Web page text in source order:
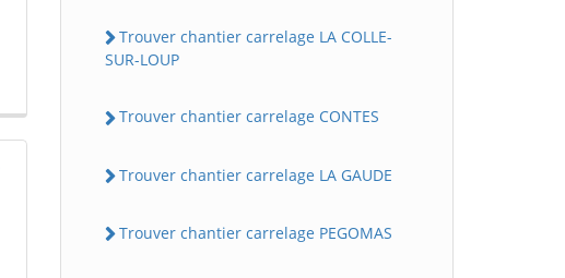
Trouver chantier carrelage LA COLLE-
SUR-LOUP
Trouver chantier carrelage CONTES
Trouver chantier carrelage LA GAUDE
Trouver chantier carrelage PEGOMAS